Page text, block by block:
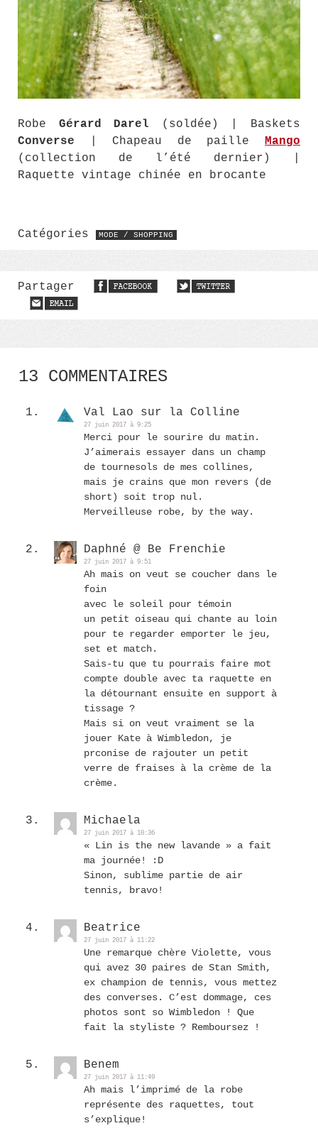
Robe Gérard Darel (soldée) | Baskets
Converse | Chapeau de paille Mango
(collection de l’été dernier) |
Raquette vintage chinée en brocante
Catégories MODE / SHOPPING
Partager
13 COMMENTAIRES
Val Lao sur la Colline
27 juin 2017 à 9:25
Merci pour le sourire du matin.
J’aimerais essayer dans un champ
de tournesols de mes collines,
mais je crains que mon revers (de
short) soit trop nul.
Merveilleuse robe, by the way.
Daphné @ Be Frenchie
27 juin 2017 à 9:51
Ah mais on veut se coucher dans le
foin
avec le soleil pour témoin
un petit oiseau qui chante au loin
pour te regarder emporter le jeu,
set et match.
Sais-tu que tu pourrais faire mot
compte double avec ta raquette en
la détournant ensuite en support à
tissage ?
Mais si on veut vraiment se la
jouer Kate à Wimbledon, je
prconise de rajouter un petit
verre de fraises à la crème de la
crème.
Michaela
27 juin 2017 à 10:36
« Lin is the new lavande » a fait
ma journée! :D
Sinon, sublime partie de air
tennis, bravo!
Beatrice
27 juin 2017 à 11:22
Une remarque chère Violette, vous
qui avez 30 paires de Stan Smith,
ex champion de tennis, vous mettez
des converses. C’est dommage, ces
photos sont so Wimbledon ! Que
fait la styliste ? Remboursez !
Benem
27 juin 2017 à 11:49
Ah mais l’imprimé de la robe
représente des raquettes, tout
s’explique!